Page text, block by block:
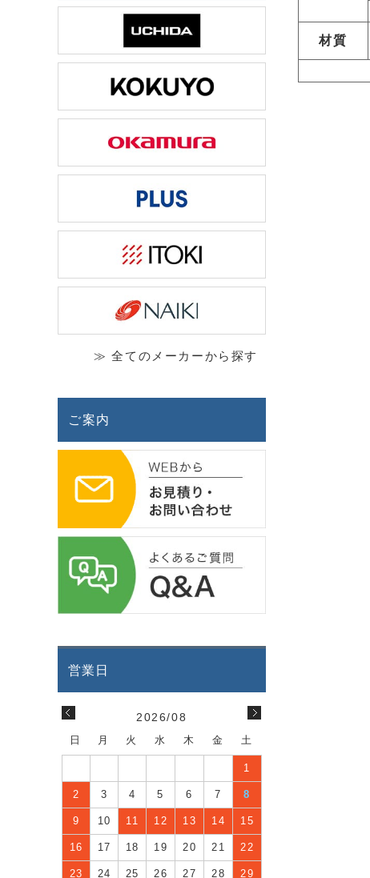
材質
≫ 全てのメーカーから探す
ご案内
2026/08
日 月 火 水 木 金 土
1
2 3 4 5 6 7 8
9 10 11 12 13 14 15
16 17 18 19 20 21 22
23 24 25 26 27 28 29